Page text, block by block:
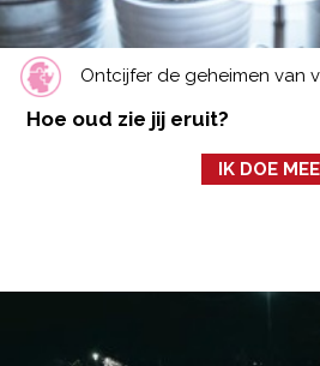
Ontcijfer de geheimen van
Hoe oud zie jij eruit?
IK DOE MEE